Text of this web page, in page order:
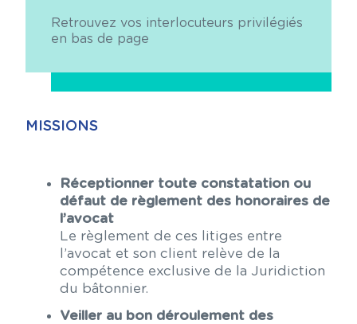
Retrouvez vos interlocuteurs privilégiés
en bas de page
MISSIONS
Réceptionner toute constatation ou
défaut de règlement des honoraires de
l’avocat
Le règlement de ces litiges entre
l’avocat et son client relève de la
compétence exclusive de la Juridiction
du bâtonnier.
Veiller au bon déroulement des